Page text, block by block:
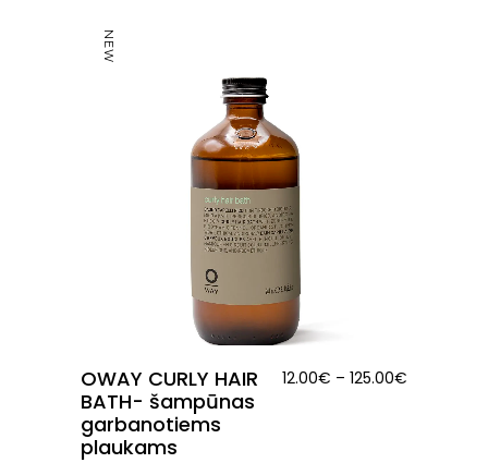
NEW
OWAY CURLY HAIR
BATH- šampūnas
garbanotiems
plaukams
12.00€ – 125.00€